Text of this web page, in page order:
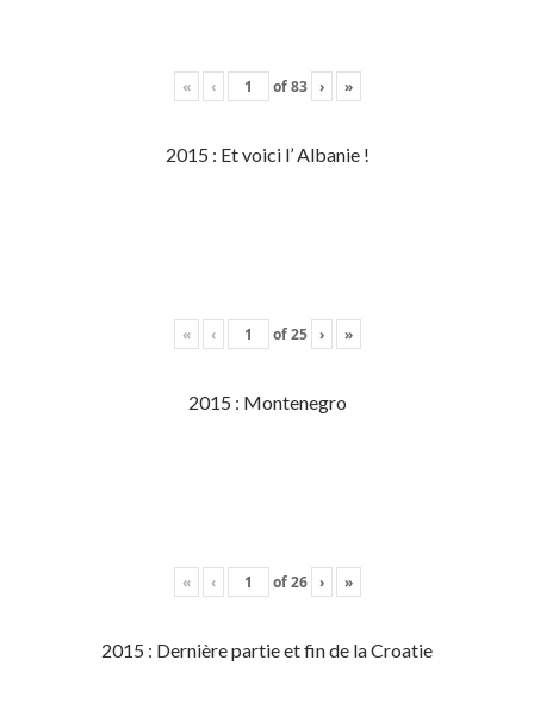
« ‹ of83 › »
2015 : Et voici l’ Albanie !
« ‹ of25 › »
2015 : Montenegro
« ‹ of26 › »
2015 : Dernière partie et fin de la Croatie